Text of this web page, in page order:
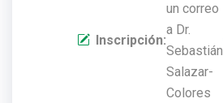
Inscripción:
un correo
a Dr.
Sebastián
Salazar-
Colores